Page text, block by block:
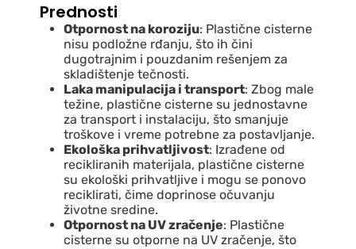
Prednosti
Otpornost na koroziju: Plastične cisterne
nisu podložne rđanju, što ih čini
dugotrajnim i pouzdanim rešenjem za
skladištenje tečnosti.
Laka manipulacija i transport: Zbog male
težine, plastične cisterne su jednostavne
za transport i instalaciju, što smanjuje
troškove i vreme potrebne za postavljanje.
Ekološka prihvatljivost: Izrađene od
recikliranih materijala, plastične cisterne
su ekološki prihvatljive i mogu se ponovo
reciklirati, čime doprinose očuvanju
životne sredine.
Otpornost na UV zračenje: Plastične
cisterne su otporne na UV zračenje, što